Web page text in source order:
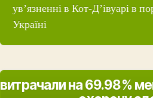
ув’язненні в Кот-Д’івуарі в
Україні
витрачали на 69.98%